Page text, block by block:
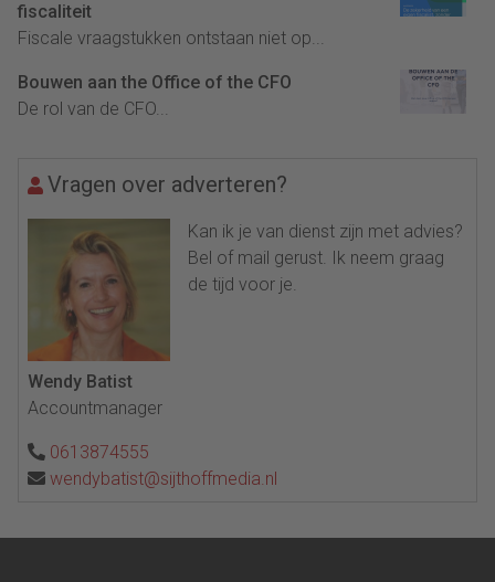
fiscaliteit
Fiscale vraagstukken ontstaan niet op...
Bouwen aan the Office of the CFO
De rol van de CFO...
Vragen over adverteren?
Kan ik je van dienst zijn met advies?
Bel of mail gerust. Ik neem graag
de tijd voor je.
Wendy Batist
Accountmanager
0613874555
wendybatist@sijthoffmedia.nl